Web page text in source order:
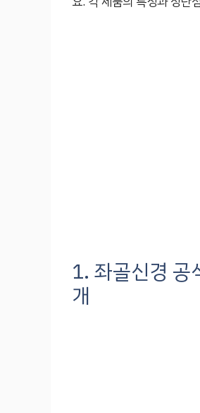
1. 좌골신경
개